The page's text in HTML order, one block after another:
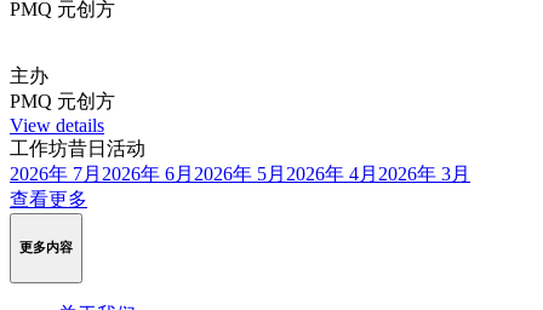
View details
DATE
2015 年 11 月 18 日 (星期三)
2015 年 12 月 2、16日 (星期三)
TIME
7:15pm – 8:15pm
VENUE